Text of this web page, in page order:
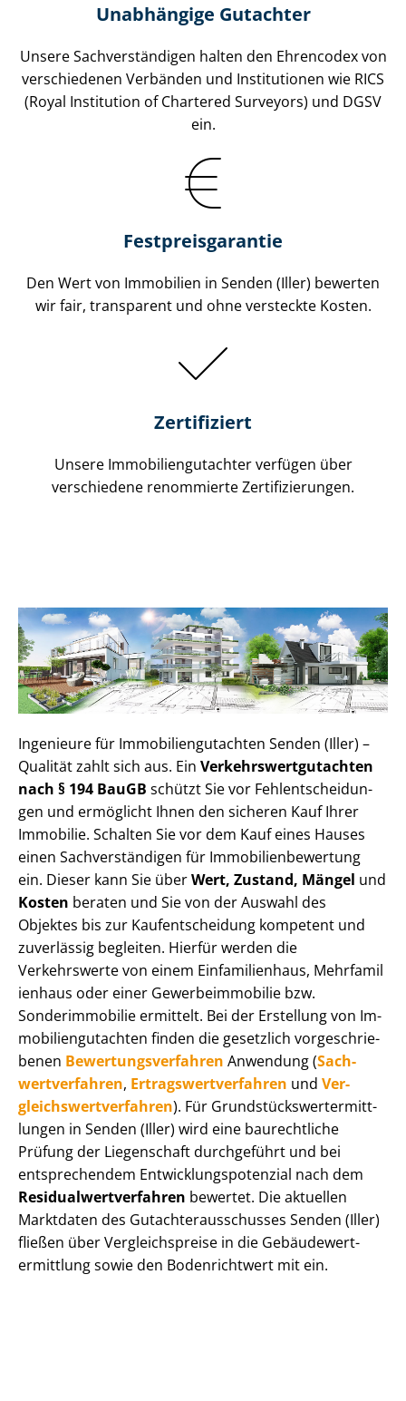
Unabhängige Gutachter
Unsere Sach­ver­stän­di­gen halten den Ehrencodex von
verschiedenen Verbänden und Institutionen wie RICS
(Royal Institution of Chartered Surveyors) und DGSV
ein.
Festpreis​garantie
Den Wert von Immobilien in Senden (Iller) bewerten
wir fair, transparent und ohne versteckte Kosten.
Zertifiziert
Unsere Immobilien­gutachter verfügen über
verschiedene renommierte Zer­ti­fi­zie­run­gen.
Ingenieure für Im­mo­bi­li­en­gut­ach­ten Senden (Iller) –
Qualität zahlt sich aus. Ein Ver­kehrs­wert­gut­ach­ten
nach § 194 BauGB schützt Sie vor Fehl­ent­schei­dun­
gen und ermöglicht Ihnen den sicheren Kauf Ihrer
Immobilie. Schalten Sie vor dem Kauf eines Hauses
einen Sach­ver­stän­di­gen für Im­mo­bi­li­en­be­wer­tung
ein. Dieser kann Sie überWert, Zustand, Mängel und
Kosten beraten und Sie von der Auswahl des
Objektes bis zur Kauf­ent­schei­dung kompetent und
zuverlässig begleiten. Hierfür werden die
Verkehrswerte von einem Einfamilienhaus, Mehr­fa­mi­l
i­en­haus oder einer Ge­wer­be­im­mo­bi­lie bzw.
Sonderimmobilie ermittelt. Bei der Erstellung von Im­
mo­bi­li­en­gut­ach­ten finden die gesetzlich vor­ge­schrie­
be­nen Be­wer­tungs­ver­fah­ren Anwendung (Sach­
wert­ver­fah­ren, Er­trags­wert­ver­fah­ren und Ver­
gleichs­wert­ver­fah­ren). Für Grund­stücks­wert­ermitt­
lun­gen in Senden (Iller) wird eine baurechtliche
Prüfung der Liegenschaft durchgeführt und bei
entsprechendem Ent­wick­lungs­po­ten­zi­al nach dem
Re­si­du­al­wert­ver­fah­ren bewertet. Die aktuellen
Marktdaten des Gut­ach­ter­aus­schus­ses Senden (Iller)
fließen über Ver­gleichs­prei­se in die Ge­bäu­de­wert­
ermitt­lung sowie den Bodenrichtwert mit ein.